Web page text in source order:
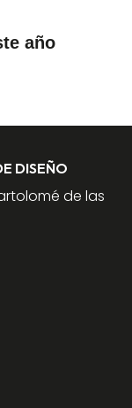
año
DISEÑO
de las